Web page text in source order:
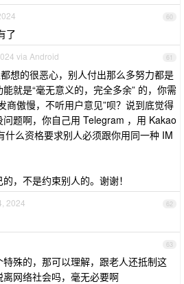
60
了
61
via Android
想的很恶心，别人付出那么多努力都是
就是“毫无意义的，完全多余” 的，你需
商傲慢，不听用户意见”呗？说到底觉得
题啊，你自己用 Telegram ，用 Kakao
什么资格要求别人必须跟你用同一种 IM
，不是约束别人的。谢谢！
62
2024
63
殊的，那可以理解，跟老人还抵制这
网络社会吗，毫无必要啊